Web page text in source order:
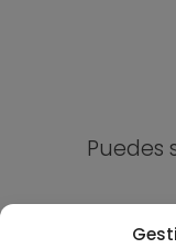
Puedes